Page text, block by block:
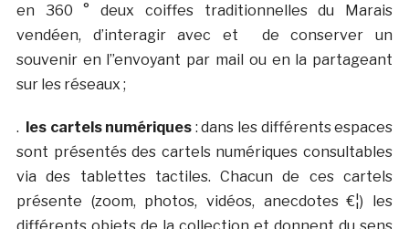
en 360 ° deux coiffes traditionnelles du Marais
vendéen, d’interagir avec et de conserver un
souvenir en l’’envoyant par mail ou en la partageant
sur les réseaux ;
. les cartels numériques : dans les différents espaces
sont présentés des cartels numériques consultables
via des tablettes tactiles. Chacun de ces cartels
présente (zoom, photos, vidéos, anecdotes €¦) les
différents objets de la collection et donnent du sens